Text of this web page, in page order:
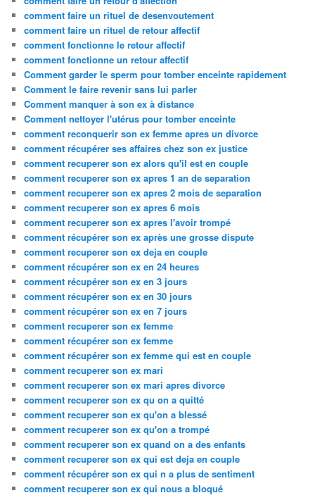
comment faire un rituel de desenvoutement
comment faire un rituel de retour affectif
comment fonctionne le retour affectif
comment fonctionne un retour affectif
Comment garder le sperm pour tomber enceinte rapidement
Comment le faire revenir sans lui parler
Comment manquer à son ex à distance
Comment nettoyer l'utérus pour tomber enceinte
comment reconquerir son ex femme apres un divorce
comment récupérer ses affaires chez son ex justice
comment recuperer son ex alors qu'il est en couple
comment recuperer son ex apres 1 an de separation
comment recuperer son ex apres 2 mois de separation
comment recuperer son ex apres 6 mois
comment recuperer son ex apres l'avoir trompé
comment récupérer son ex après une grosse dispute
comment recuperer son ex deja en couple
comment récupérer son ex en 24 heures
comment récupérer son ex en 3 jours
comment récupérer son ex en 30 jours
comment récupérer son ex en 7 jours
comment recuperer son ex femme
comment récupérer son ex femme
comment récupérer son ex femme qui est en couple
comment recuperer son ex mari
comment recuperer son ex mari apres divorce
comment recuperer son ex qu on a quitté
comment recuperer son ex qu'on a blessé
comment recuperer son ex qu'on a trompé
comment recuperer son ex quand on a des enfants
comment recuperer son ex qui est deja en couple
comment récupérer son ex qui n a plus de sentiment
comment recuperer son ex qui nous a bloqué